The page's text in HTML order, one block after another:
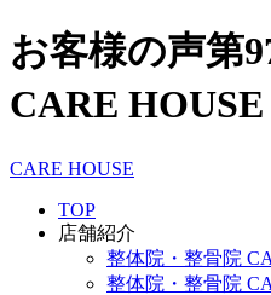
お客様の声第
CARE
CARE HOUSE
TOP
店舗紹介
整体院・整骨院
整体院・整骨院